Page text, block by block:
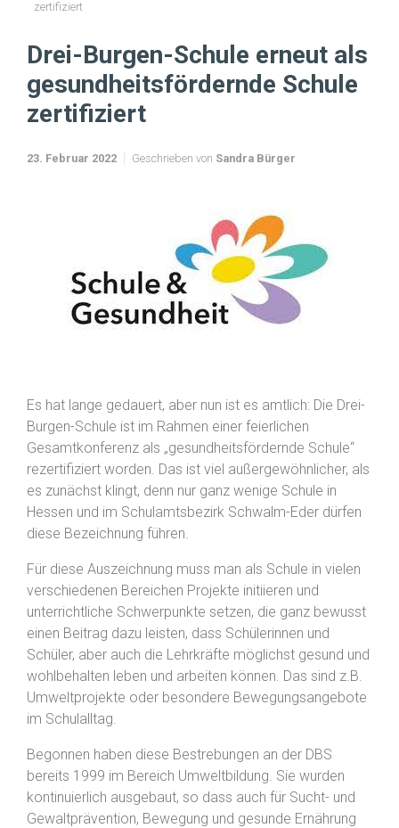
zertifiziert
Drei-Burgen-Schule erneut als
gesundheitsfördernde Schule
zertifiziert
23. Februar 2022 Geschrieben von Sandra Bürger
Es hat lange gedauert, aber nun ist es amtlich: Die Drei-
Burgen-Schule ist im Rahmen einer feierlichen
Gesamtkonferenz als „gesundheitsfördernde Schule“
rezertifiziert worden. Das ist viel außergewöhnlicher, als
es zunächst klingt, denn nur ganz wenige Schule in
Hessen und im Schulamtsbezirk Schwalm-Eder dürfen
diese Bezeichnung führen.
Für diese Auszeichnung muss man als Schule in vielen
verschiedenen Bereichen Projekte initiieren und
unterrichtliche Schwerpunkte setzen, die ganz bewusst
einen Beitrag dazu leisten, dass Schülerinnen und
Schüler, aber auch die Lehrkräfte möglichst gesund und
wohlbehalten leben und arbeiten können. Das sind z.B.
Umweltprojekte oder besondere Bewegungsangebote
im Schulalltag.
Begonnen haben diese Bestrebungen an der DBS
bereits 1999 im Bereich Umweltbildung. Sie wurden
kontinuierlich ausgebaut, so dass auch für Sucht- und
Gewaltprävention, Bewegung und gesunde Ernährung